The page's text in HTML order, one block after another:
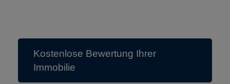
Kostenlose Bewertung Ihrer
Immobilie